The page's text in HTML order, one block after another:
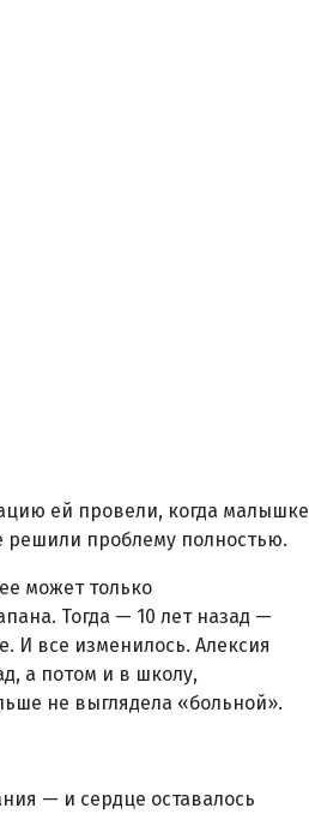
ей провели, когда малышке
решили проблему полностью.
может только
Тогда — 10 лет назад —
И все изменилось. Алексия
а потом и в школу,
не выглядела «больной».
— и сердце оставалось